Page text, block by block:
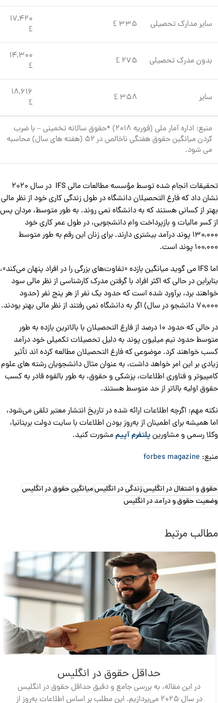
سایر مدارک تحصیلی 335 £
۱۷,۴۲۰
£
بدون مدرک تحصیلی 275 £
۱۴,۳۰۰
£
سایر 358 £
۱۸,۶۱۶
£
منبع: اداره آمار ملی (فوریه ۲۰۱۸) *حقوق سالانه تخمینی – با ضرب
کردن میانگین حقوق هفتگی ناخالص در ۵۲ (هفته های سال) محاسبه
می شود.
تحقیقات انجام شده توسط مؤسسه مطالعات مالی IFS در سال ۲۰۲۰
نشان داد که فارغ التحصیلان دانشگاه در طول زندگی کاری خود از نظر مالی
بهتر از کسانی هستند که به دانشگاه نمی روند. به طور متوسط، مردان پس
از کسر مالیات و بازپرداخت وام دانشجویی، در طول عمر کاری خود
۱۳۰,۰۰۰ پوند درآمد بیشتری دارند. برای زنان این رقم به طور متوسط
۱۰۰,۰۰۰ پوند است.
اما IFS می گوید میانگین بازده «تفاوت‌های بزرگی را در افراد پنهان می‌کند»،
بنابراین در حالی که اکثر افراد با گرفتن مدرک کارشناسی از نظر مالی سود
خواهند برد، برآورد شده است که حدود یک نفر از هر پنج نفر (حدود
۷۰,۰۰۰ دانشجو در سال) اگر به دانشگاه نمی رفتند از نظر مالی بهتر بودند.
در حالی که حدود 10 درصد از فارغ التحصیلان با بالاترین بازده به طور
متوسط حدود نیم میلیون پوند به دلیل تحصیلات تکمیلی خود درآمد
کسب خواهند کرد. موضوعی که فارغ التحصیلان مطالعه کرده اند تأثیر
زیادی بر این امر خواهد داشت، به عنوان مثال دانشجویان رشته های علوم
کامپیوتر و فناوری اطلاعات، پزشکی و حقوق، به طور بالقوه قادر به کسب
حقوق اولیه بالاتر از حد متوسط هستند.
نکته مهم: اگرچه اطلاعات ارائه شده در تاریخ انتشار معتبر تلقی می‌شود،
اما همیشه برای اطمینان از به‌روز بودن اطلاعات با سایت دولت بریتانیا،
وکلا رسمی و مشاورینپلتفرم آپیممشورت کنید.
منبع: forbes magazine
حقوق و اشتغال در انگلیسزندگی در انگلیسمیانگین حقوق در انگلیس
وضعیت حقوق و درآمد در انگلیس
مطالب مرتبط
حداقل حقوق در انگلیس
در این مقاله، به بررسی جامع و دقیق حداقل حقوق در انگلیس
در سال 2025 می‌پردازیم. این مطلب بر اساس اطلاعات به‌روز از